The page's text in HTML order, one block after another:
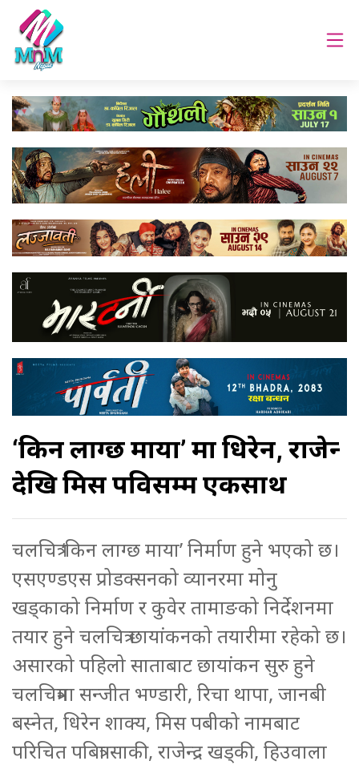
‘किन लाग्छ माया’ मा धिरेन, राजेन्द्र
देखि मिस पविसम्म एकसाथ
चलचित्र ‘किन लाग्छ माया’ निर्माण हुने भएको छ।
एसएण्डएस प्रोडक्सनको व्यानरमा मोनु
खड्काको निर्माण र कुवेर तामाङको निर्देशनमा
तयार हुने चलचित्र छायांकनको तयारीमा रहेको छ।
असारको पहिलो साताबाट छायांकन सुरु हुने
चलचित्रमा सन्जीत भण्डारी, रिचा थापा, जानबी
बस्नेत, धिरेन शाक्य, मिस पबीको नामबाट
परिचित पबित्रा साकी, राजेन्द्र खड्की, हिउवाला